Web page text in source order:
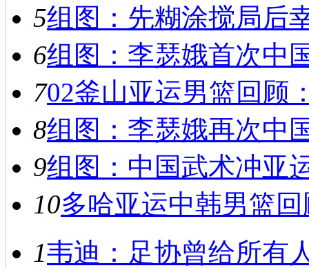
5组图：先糊涂搅局后
6组图：李瑟娥首次中
702釜山亚运男篮回顾
8组图：李瑟娥再次中
9组图：中国武术冲亚
10多哈亚运中韩男篮
1韦迪：足协曾给所有